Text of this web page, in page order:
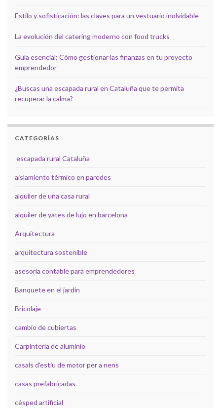
Estilo y sofisticación: las claves para un vestuario inolvidable
La evolución del catering moderno con food trucks
Guía esencial: Cómo gestionar las finanzas en tu proyecto
emprendedor
¿Buscas una escapada rural en Cataluña que te permita
recuperar la calma?
CATEGORÍAS
escapada rural Cataluña
aislamiento térmico en paredes
alquiler de una casa rural
alquiler de yates de lujo en barcelona
Arquitectura
arquitectura sostenible
asesoría contable para emprendedores
Banquete en el jardín
Bricolaje
cambio de cubiertas
Carpintería de aluminio
casals d'estiu de motor per a nens
casas prefabricadas
césped artificial